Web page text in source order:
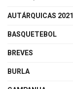
AUTÁRQUICAS 2021
BASQUETEBOL
BREVES
BURLA